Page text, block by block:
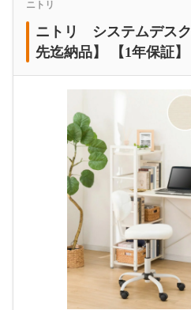
ニトリ
ニトリ システムデスク
先迄納品】 【1年保証】